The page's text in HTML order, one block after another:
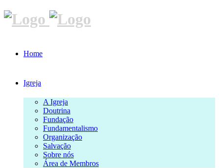
Home
Igreja
A Igreja
Doutrina
Fundação
Fundamentalismo
Organização
Salvação
Sobre nós
Área de Membros